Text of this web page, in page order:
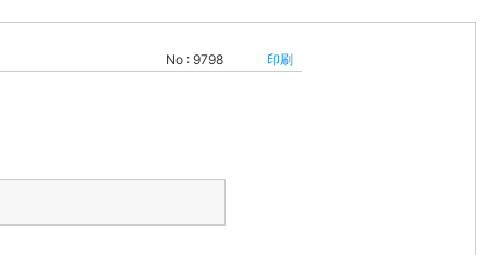
No : 9798 印刷